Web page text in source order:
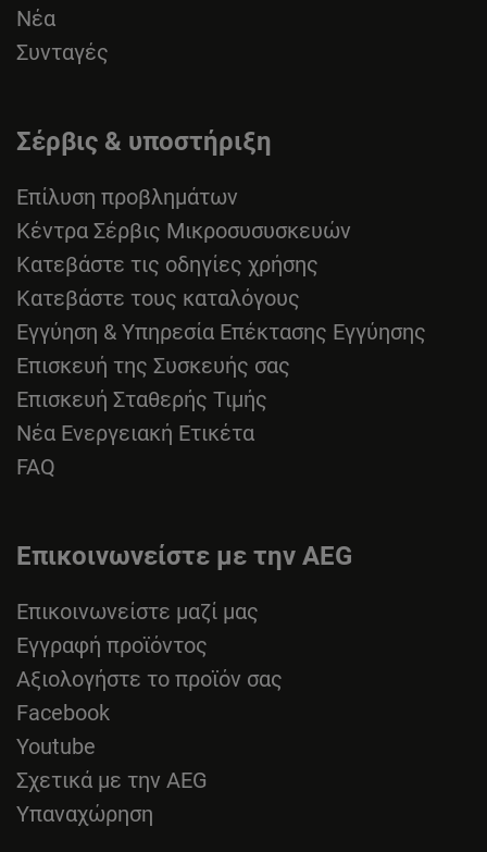
Νέα
Συνταγές
Σέρβις & υποστήριξη
Επίλυση προβλημάτων
Κέντρα Σέρβις Μικροσυσυσκευών
Κατεβάστε τις οδηγίες χρήσης
Κατεβάστε τους καταλόγους
Εγγύηση & Υπηρεσία Επέκτασης Εγγύησης
Επισκευή της Συσκευής σας
Επισκευή Σταθερής Τιμής
Νέα Ενεργειακή Ετικέτα
FAQ
Επικοινωνείστε με την AEG
Επικοινωνείστε μαζί μας
Εγγραφή προϊόντος
Αξιολογήστε το προϊόν σας
Facebook
Youtube
Σχετικά με την AEG
Υπαναχώρηση